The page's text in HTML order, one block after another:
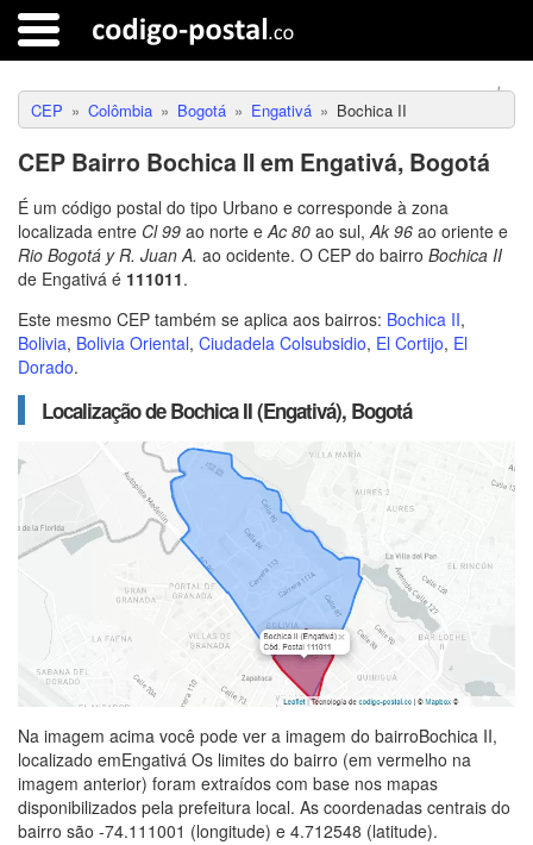
CEP Colômbia Bogotá Engativá Bochica II
CEP Bairro Bochica II em Engativá, Bogotá
É um código postal do tipo Urbano e corresponde à zona
localizada entre Cl 99 ao norte eAc 80 ao sul,Ak 96 ao oriente e
Rio Bogotá y R. Juan A. ao ocidente. O CEP do bairro Bochica II
de Engativá é 111011.
Este mesmo CEP também se aplica aos bairros: Bochica II,
Bolivia, Bolivia Oriental, Ciudadela Colsubsidio, El Cortijo, El
Dorado.
Localização de Bochica II (Engativá), Bogotá
Na imagem acima você pode ver a imagem do bairroBochica II,
localizado emEngativá Os limites do bairro (em vermelho na
imagem anterior) foram extraídos com base nos mapas
disponibilizados pela prefeitura local. As coordenadas centrais do
bairro são -74.111001 (longitude) e 4.712548 (latitude).